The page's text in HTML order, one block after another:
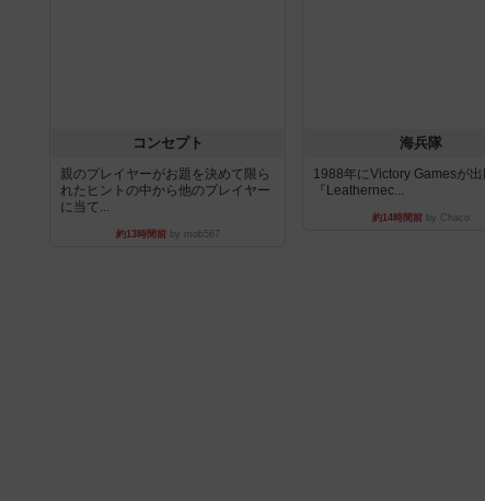
コンセプト
親のプレイヤーがお題を決めて限ら
れたヒントの中から他のプレイヤー
に当て...
約13時間前by mob567
海兵隊
1988年にVictory Gamesが出
『Leathernec...
約14時間前by Chaco